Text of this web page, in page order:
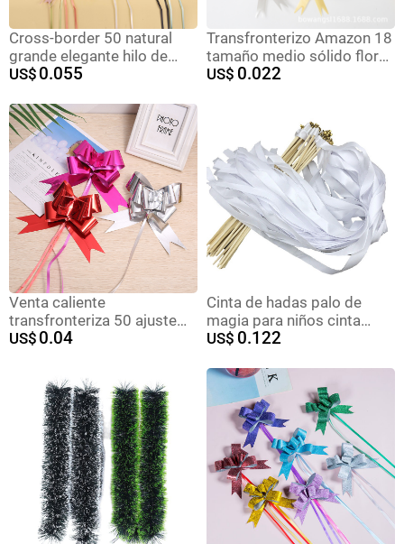
Cross-border 50 natural
grande elegante hilo de
nieve arco mano-Tirado flor
boda coche decoración
tirar flor
US$ 0.055
Transfronterizo Amazon 18
tamaño medio sólido flores
de Navidad regalos de
US$ 0.022
Venta caliente
transfronteriza 50 ajuste
mano dibujado flor regalo
dibujado flor cinta Navidad
dibujado flor
US$ 0.04
Cinta de hadas palo de
magia para niños cinta
Garland atmósfera
césped boda fiesta
cumpleaños decoración
US$ 0.122